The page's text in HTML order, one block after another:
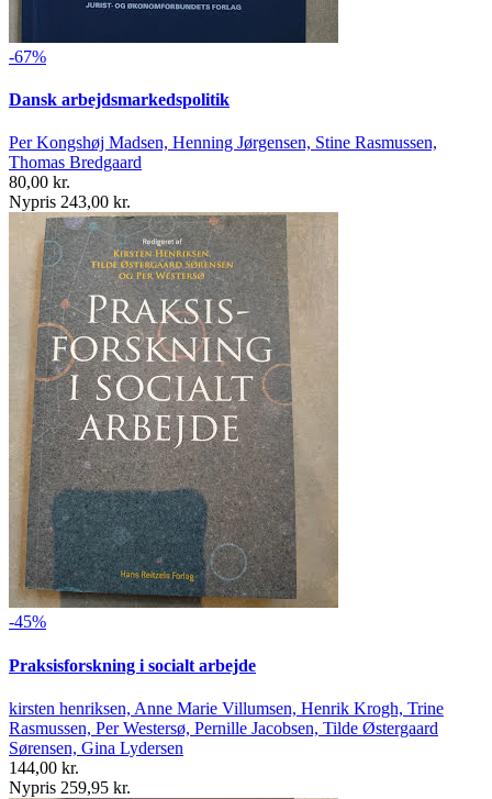
-67%
Dansk arbejdsmarkedspolitik
Per Kongshøj Madsen, Henning Jørgensen, Stine Rasmussen,
Thomas Bredgaard
80,00 kr.
Nypris 243,00 kr.
-45%
Praksisforskning i socialt arbejde
kirsten henriksen, Anne Marie Villumsen, Henrik Krogh, Trine
Rasmussen, Per Westersø, Pernille Jacobsen, Tilde Østergaard
Sørensen, Gina Lydersen
144,00 kr.
Nypris 259,95 kr.